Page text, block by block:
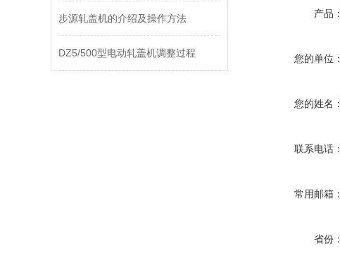
步源轧盖机的介绍及操作方法
DZ5/500型电动轧盖机调整过程
产品：
您的单位：
您的姓名：
联系电话：
常用邮箱：
省份：